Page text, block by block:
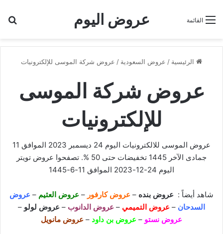
عروض اليوم القائمة
الرئيسية / عروض السعودية / عروض شركة الموسى للإلكترونيات
عروض شركة الموسى
للإلكترونيات
عروض الموسى للالكترونيات اليوم 24 ديسمبر 2023 الموافق 11
جمادى الآخر 1445 تخفيضات حتى 50 %. تصفحوا
عروض تويتر
اليوم 24-12-2023 الموافق 11-6-1445
شاهد أيضاً : عروض بنده – عروض كارفور – عروض العثيم – عروض
السدحان – عروض التميمي – عروض الدانوب – عروض لولو –
عروض نستو – عروض بن داود – عروض مانويل